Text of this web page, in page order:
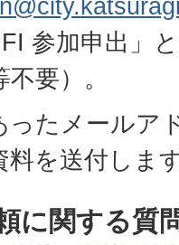
参加申出」
要）。
たメールア
料を送付しま
に関する質